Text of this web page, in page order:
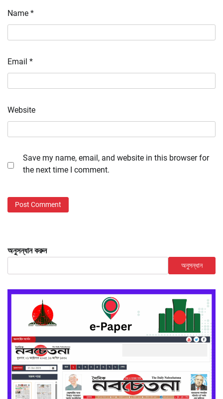
Name *
Email *
Website
Save my name, email, and website in this browser for
the next time I comment.
অনুসন্ধান করুন
অনুসন্ধান